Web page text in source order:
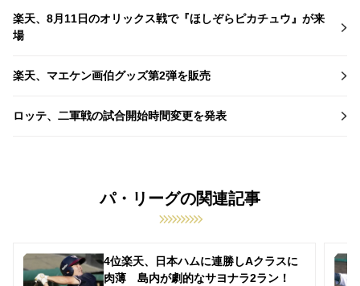
楽天、8月11日のオリックス戦で『ほしぞらピカチュウ』が来
場
楽天、マエケン画伯グッズ第2弾を販売
ロッテ、二軍戦の試合開始時間変更を発表
パ・リーグの関連記事
4位楽天、日本ハムに連勝しAクラスに
肉薄 島内が劇的なサヨナラ2ラン！